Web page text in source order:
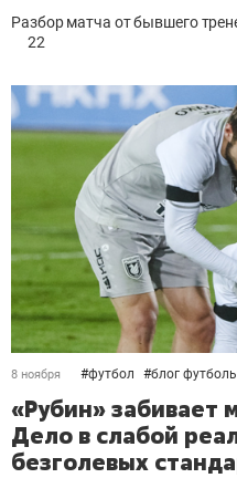
Разбор матча от бывшего
22
8 ноября #футбол #блог
«Рубин» забивает
Дело в слабой
безголевых